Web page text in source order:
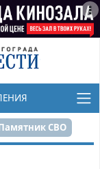
СВО